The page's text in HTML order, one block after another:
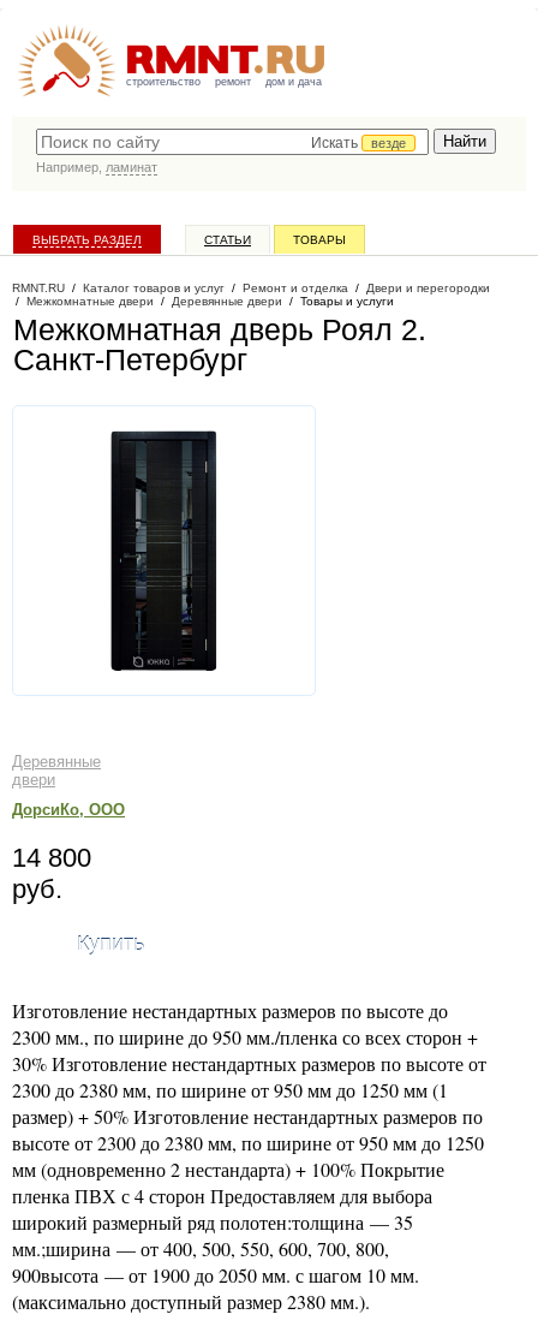
строительство ремонт дом и дача
Искать
везде
Например, ламинат
ВЫБРАТЬ РАЗДЕЛ СТАТЬИ ТОВАРЫ
RMNT.RU / Каталог товаров и услуг / Ремонт и отделка / Двери и перегородки
/ Межкомнатные двери / Деревянные двери / Товары и услуги
Межкомнатная дверь Роял 2.
Санкт-Петербург
Деревянные
двери
ДорсиКо, ООО
14 800
руб.
Купить
Изготовление нестандартных размеров по высоте до
2300 мм., по ширине до 950 мм./пленка со всех сторон +
30% Изготовление нестандартных размеров по высоте от
2300 до 2380 мм, по ширине от 950 мм до 1250 мм (1
размер) + 50% Изготовление нестандартных размеров по
высоте от 2300 до 2380 мм, по ширине от 950 мм до 1250
мм (одновременно 2 нестандарта) + 100% Покрытие
пленка ПВХ с 4 сторон Предоставляем для выбора
широкий размерный ряд полотен:толщина — 35
мм.;ширина — от 400, 500, 550, 600, 700, 800,
900высота — от 1900 до 2050 мм. с шагом 10 мм.
(максимально доступный размер 2380 мм.).